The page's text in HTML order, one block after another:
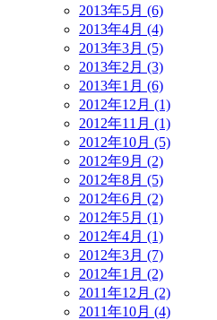
2013年5月 (6)
2013年4月 (4)
2013年3月 (5)
2013年2月 (3)
2013年1月 (6)
2012年12月 (1)
2012年11月 (1)
2012年10月 (5)
2012年9月 (2)
2012年8月 (5)
2012年6月 (2)
2012年5月 (1)
2012年4月 (1)
2012年3月 (7)
2012年1月 (2)
2011年12月 (2)
2011年10月 (4)